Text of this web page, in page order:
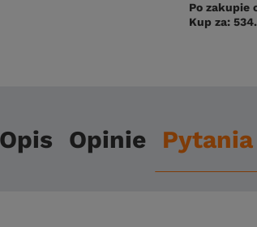
Po zakupie
Kup za:
Opis Opinie